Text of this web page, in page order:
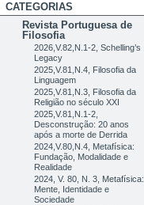
CATEGORIAS
Revista Portuguesa de
Filosofia
2026,V.82,N.1-2, Schelling’s
Legacy
2025,V.81,N.4, Filosofia da
Linguagem
2025,V.81,N.3, Filosofia da
Religião no século XXI
2025,V.81,N.1-2,
Desconstrução: 20 anos
após a morte de Derrida
2024,V.80,N.4, Metafísica:
Fundação, Modalidade e
Realidade
2024, V. 80, N. 3, Metafísica:
Mente, Identidade e
Sociedade